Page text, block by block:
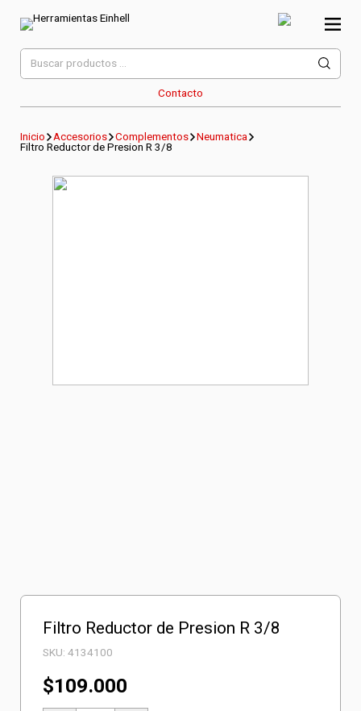
Herramientas Einhell
Distribuidor Oficial
Contacto
Buscar
por:
Inicio Accesorios Complementos
Neumatica
Filtro Reductor de Presion R 3/8
Filtro Reductor de Presion R 3/8
SKU:4134100
$109.000